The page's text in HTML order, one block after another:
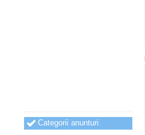
Categorii anunturi